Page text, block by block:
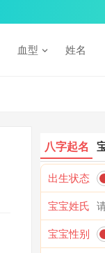
血型 姓名
八字起名
出生状态
宝宝姓氏
宝宝性别